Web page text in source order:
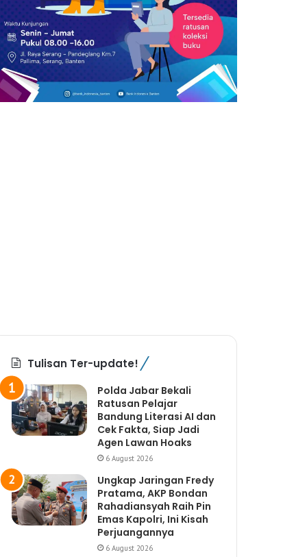
Tulisan Ter-update!
Polda Jabar Bekali
Ratusan Pelajar
Bandung Literasi AI dan
Cek Fakta, Siap Jadi
Agen Lawan Hoaks
6 August 2026
Ungkap Jaringan Fredy
Pratama, AKP Bondan
Rahadiansyah Raih Pin
Emas Kapolri, Ini Kisah
Perjuangannya
6 August 2026